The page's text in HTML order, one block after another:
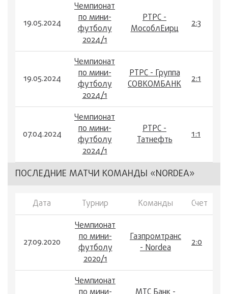
19.05.2024
Чемпионат
по мини-
футболу
2024/1
РТРС -
МособлЕирц
2:3
19.05.2024
Чемпионат
по мини-
футболу
2024/1
РТРС - Группа
СОВКОМБАНК
2:1
07.04.2024
Чемпионат
по мини-
футболу
2024/1
РТРС -
Татнефть
1:1
ПОСЛЕДНИЕ МАТЧИ КОМАНДЫ «NORDEA»
Дата Турнир Команды Счет
27.09.2020
Чемпионат
по мини-
футболу
2020/1
Газпромтранс
- Nordea
2:0
Чемпионат